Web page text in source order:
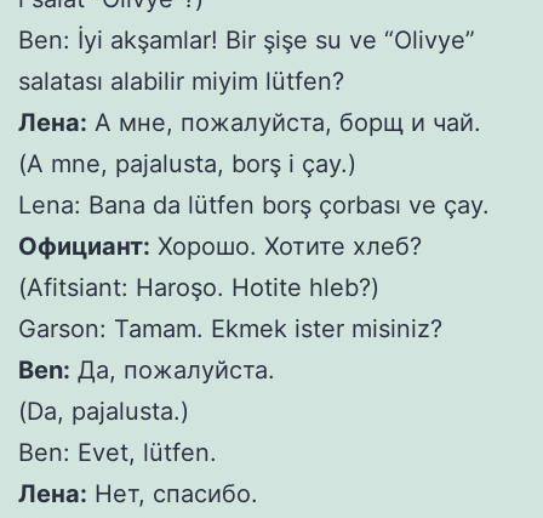
Ben: İyi akşamlar! Bir şişe su ve “Olivye”
salatası alabilir miyim lütfen?
Лена: А мне, пожалуйста, борщ и чай.
(A mne, pajalusta, borş i çay.)
Lena: Bana da lütfen borş çorbası ve çay.
Официант: Хорошо. Хотите хлеб?
(Afitsiant: Haroşo. Hotite hleb?)
Garson: Tamam. Ekmek ister misiniz?
Ben: Да, пожалуйста.
(Da, pajalusta.)
Ben: Evet, lütfen.
Лена: Нет, спасибо.